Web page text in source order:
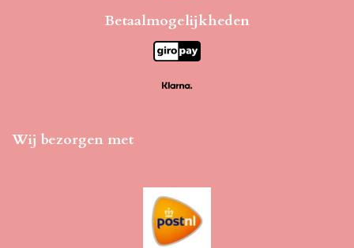
Betaalmogelijkheden
Wij bezorgen met